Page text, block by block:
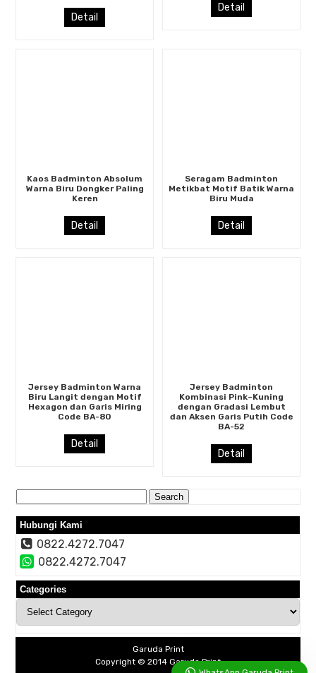
Detail
Detail
Kaos Badminton Absolum
Warna Biru Dongker Paling
Keren
Detail
Seragam Badminton
Metikbat Motif Batik Warna
Biru Muda
Detail
Jersey Badminton Warna
Biru Langit dengan Motif
Hexagon dan Garis Miring
Code BA-80
Detail
Jersey Badminton
Kombinasi Pink–Kuning
dengan Gradasi Lembut
dan Aksen Garis Putih Code
BA-52
Detail
for:
Hubungi Kami
0822.4272.7047
0822.4272.7047
Categories
Categories
Garuda Print
Copyright © 2014 Garuda Print